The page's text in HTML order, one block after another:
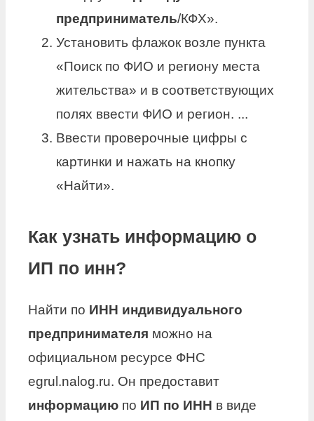
предприниматель/КФХ».
Установить флажок возле пункта
«Поиск по ФИО и региону места
жительства» и в соответствующих
полях ввести ФИО и регион. ...
Ввести проверочные цифры с
картинки и нажать на кнопку
«Найти».
Как узнать информацию о
ИП по инн?
Найти по ИНН индивидуального
предпринимателя можно на
официальном ресурсе ФНС
egrul.nalog.ru. Он предоставит
информацию по ИП по ИНН в виде